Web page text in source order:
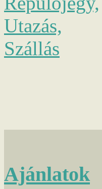
Ajánlatok